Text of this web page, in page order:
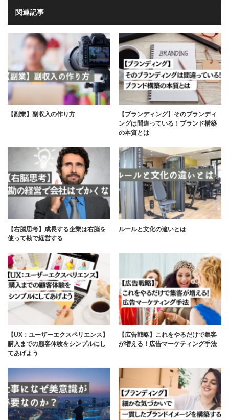
関連記事
【副業】副収入の作り方
【ブランディング】そのブランディ
ングは間違っている！ブランド構築
の本質とは
【右脳思考】成長する企業は右脳を
使って勘で経営する
ルールと文化の違いとは
【UX：ユーザーエクスペリエンス】
購入までの顧客体験をシンプルにし
てあげよう
【広告戦略】これをやるだけで集客
が増える！広告マーケティング手法